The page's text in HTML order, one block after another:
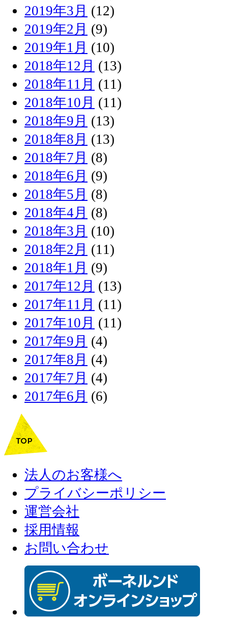
2019年3月 (12)
2019年2月 (9)
2019年1月 (10)
2018年12月 (13)
2018年11月 (11)
2018年10月 (11)
2018年9月 (13)
2018年8月 (13)
2018年7月 (8)
2018年6月 (9)
2018年5月 (8)
2018年4月 (8)
2018年3月 (10)
2018年2月 (11)
2018年1月 (9)
2017年12月 (13)
2017年11月 (11)
2017年10月 (11)
2017年9月 (4)
2017年8月 (4)
2017年7月 (4)
2017年6月 (6)
法人のお客様へ
プライバシーポリシー
運営会社
採用情報
お問い合わせ